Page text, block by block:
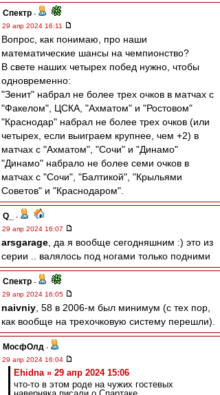
Спектр -
29 апр 2024 16:11
Вопрос, как понимаю, про наши
математические шансы на чемпионство?
В свете наших четырех побед нужно, чтобы
одновременно:
"Зенит" набрал не более трех очков в матчах с
"Факелом", ЦСКА, "Ахматом" и "Ростовом"
"Краснодар" набрал не более трех очков (или
четырех, если выиграем крупнее, чем +2) в
матчах с "Ахматом", "Сочи" и "Динамо"
"Динамо" набрало не более семи очков в
матчах с "Сочи", "Балтикой", "Крыльями
Советов" и "Краснодаром".
Q_
-
29 апр 2024 16:07
arsgarage , да я вообще сегодняшним :) это из
серии .. валялось под ногами только подними
Спектр -
29 апр 2024 16:05
naivniy , 58 в 2006-м был минимум (с тех пор,
как вообще на трехочковую систему перешли).
МосфОлд -
29 апр 2024 16:04
Ehidna » 29 апр 2024 15:06
что-то в этом роде на чужих гостевых